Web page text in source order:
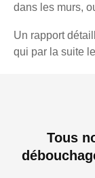
dans les murs,
Un rapport
qui par la suite
Tous